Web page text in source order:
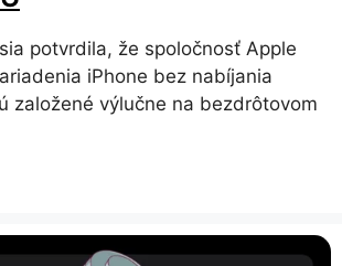
potvrdila, že spoločnosť Apple
iPhone bez nabíjania
založené výlučne na bezdrôtovom